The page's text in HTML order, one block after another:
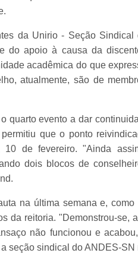
da Unirio - Seção
do apoio à causa da
acadêmica do que
atualmente, são de
quarto evento a dar
que o ponto
de fevereiro. "Ainda
dois blocos de
na última semana e,
da reitoria. "Demonstrou-se,
não funcionou e
seção sindical do ANDES-SN